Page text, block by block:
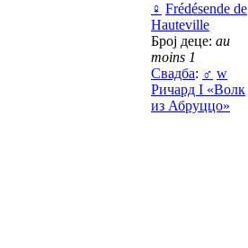
♀ Frédésende de
Hauteville
Број деце: au
moins 1
Свадба: ♂ w
Ричард I «Волк
из Абруццо»